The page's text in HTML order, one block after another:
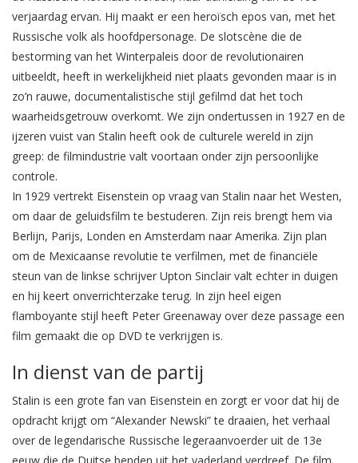
verjaardag ervan. Hij maakt er een heroïsch epos van, met het
Russische volk als hoofdpersonage. De slotscène die de
bestorming van het Winterpaleis door de revolutionairen
uitbeeldt, heeft in werkelijkheid niet plaats gevonden maar is in
zo’n rauwe, documentalistische stijl gefilmd dat het toch
waarheidsgetrouw overkomt. We zijn ondertussen in 1927 en de
ijzeren vuist van Stalin heeft ook de culturele wereld in zijn
greep: de filmindustrie valt voortaan onder zijn persoonlijke
controle.
In 1929 vertrekt Eisenstein op vraag van Stalin naar het Westen,
om daar de geluidsfilm te bestuderen. Zijn reis brengt hem via
Berlijn, Parijs, Londen en Amsterdam naar Amerika. Zijn plan
om de Mexicaanse revolutie te verfilmen, met de financiële
steun van de linkse schrijver Upton Sinclair valt echter in duigen
en hij keert onverrichterzake terug. In zijn heel eigen
flamboyante stijl heeft Peter Greenaway over deze passage een
film gemaakt die op DVD te verkrijgen is.
In dienst van de partij
Stalin is een grote fan van Eisenstein en zorgt er voor dat hij de
opdracht krijgt om “Alexander Newski” te draaien, het verhaal
over de legendarische Russische legeraanvoerder uit de 13e